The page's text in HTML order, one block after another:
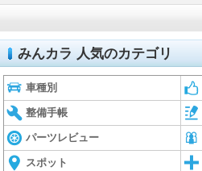
みんカラ 人気のカテゴリ
車種別
整備手帳
パーツレビュー
スポット